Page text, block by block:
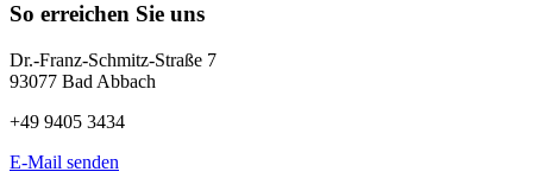
So erreichen Sie uns
Dr.-Franz-Schmitz-Straße 7
93077 Bad Abbach
+49 9405 3434
E-Mail senden